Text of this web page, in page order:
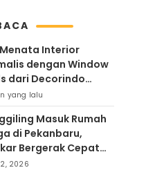
Interior
dengan Window
dari Decorindo
yang lalu
Masuk Rumah
di Pekanbaru,
Bergerak Cepat
Evakuasi Aman
2026